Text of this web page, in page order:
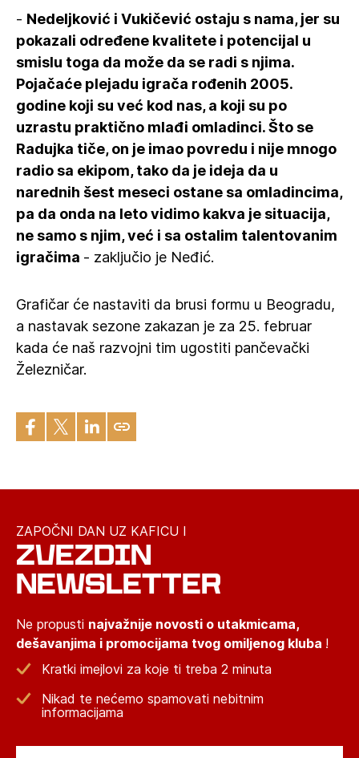
- Nedeljković i Vukičević ostaju s nama, jer su
pokazali određene kvalitete i potencijal u
smislu toga da može da se radi s njima.
Pojačaće plejadu igrača rođenih 2005.
godine koji su već kod nas, a koji su po
uzrastu praktično mlađi omladinci. Što se
Radujka tiče, on je imao povredu i nije mnogo
radio sa ekipom, tako da je ideja da u
narednih šest meseci ostane sa omladincima,
pa da onda na leto vidimo kakva je situacija,
ne samo s njim, već i sa ostalim talentovanim
igračima - zaključio je Neđić.
Grafičar će nastaviti da brusi formu u Beogradu,
a nastavak sezone zakazan je za 25. februar
kada će naš razvojni tim ugostiti pančevački
Železničar.
ZAPOČNI DAN UZ KAFICU I
ZVEZDIN
NEWSLETTER
Ne propusti najvažnije novosti o utakmicama,
dešavanjima i promocijama tvog omiljenog kluba !
Kratki imejlovi za koje ti treba 2 minuta
Nikad te nećemo spamovati nebitnim
informacijama